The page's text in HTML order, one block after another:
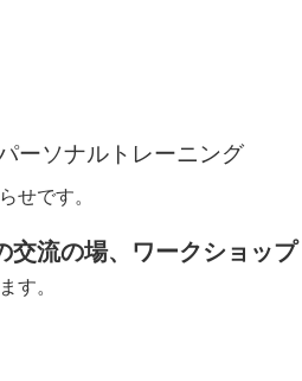
ーソナルトレーニング
せです。
交流の場、ワークショップ
す。